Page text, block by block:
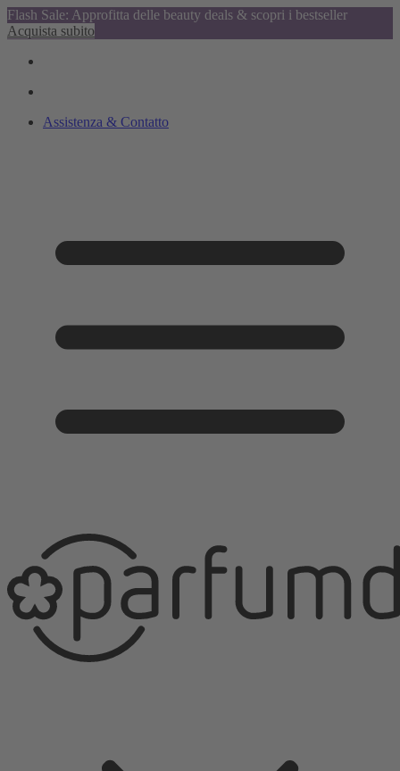
Flash Sale: Approfitta delle beauty deals & scopri i bestseller
Acquista subito
Assistenza & Contatto